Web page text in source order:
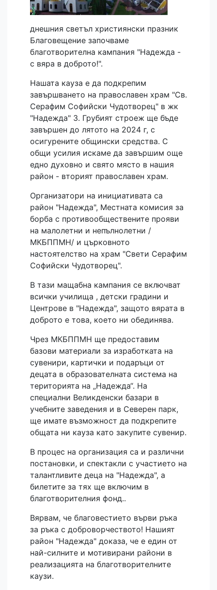
днешния светъл християнски празник
Благовещение започваме
благотворителна кампания "Надежда -
с вяра в доброто!".
Нашата кауза е да подкрепим
завършването на православен храм "Св.
Серафим Софийски Чудотворец" в жк
"Надежда" 3. Грубият строеж ще бъде
завършен до лятото на 2024 г, с
осигурените общински средства. С
общи усилия искаме да завършим още
едно духовно и свято място в нашия
район - вторият православен храм.
Организатори на инициативата са
район "Надежда", Местната комисия за
борба с противообществените прояви
на малолетни и непълнолетни /
МКБППМН/ и църковното
настоятелство на храм "Свети Серафим
Софийски Чудотворец".
В тази мащабна кампания се включват
всички училища , детски градини и
Центрове в "Надежда", защото вярата в
доброто е това, което ни обединява.
Чрез МКБППМН ще предоставим
базови материали за изработката на
сувенири, картички и подаръци от
децата в образователната система на
територията на „Надежда“. На
специални Великденски базари в
учебните заведения и в Северен парк,
ще имате възможност да подкрепите
общата ни кауза като закупите сувенир.
В процес на организация са и различни
постановки, и спектакли с участието на
талантливите деца на "Надежда", а
билетите за тях ще включим в
благотворителния фонд..
Вярвам, че благовестието върви ръка
за ръка с доброворчеството! Нашият
район "Надежда" доказа, че е един от
най-силните и мотивирани райони в
реализацията на благотворителните
каузи.